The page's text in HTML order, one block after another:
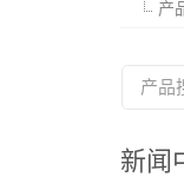
产
新闻